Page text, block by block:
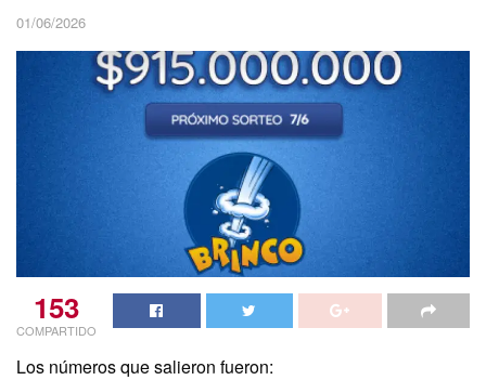
01/06/2026
153
COMPARTIDO
Los números que salieron fueron: